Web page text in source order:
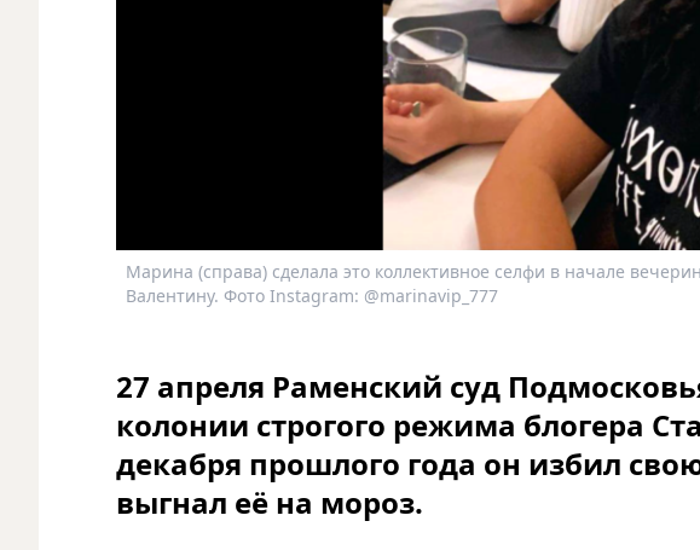
Марина (справа) сделала это коллективное селфи в начале
Валентину. Фото Instagram: @marinavip_777
27 апреля Раменский суд
колонии строгого режима блогера
декабря прошлого года он избил
выгнал её на мороз.